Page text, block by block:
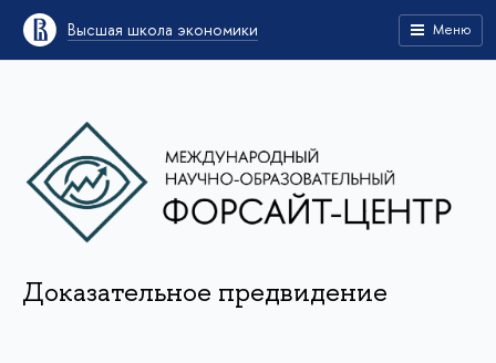
Высшая школа экономики Меню
Доказательное предвидение